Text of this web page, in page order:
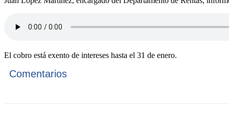
El cobro está exento de intereses hasta el 31 de enero.
Comentarios